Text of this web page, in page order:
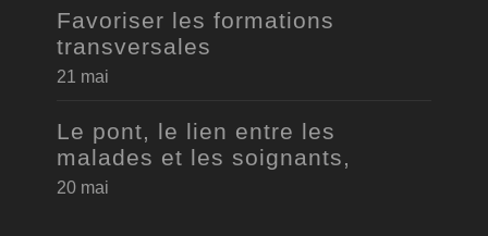
Favoriser les formations
transversales
21 mai
Le pont, le lien entre les
malades et les soignants,
20 mai